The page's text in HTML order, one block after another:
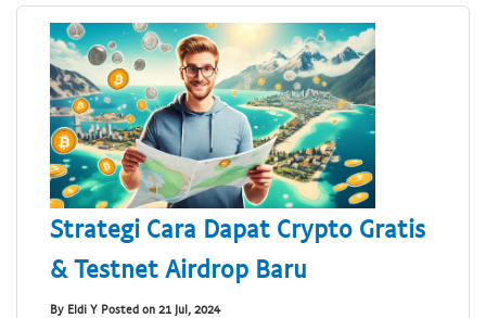
Strategi Cara Dapat Crypto Gratis
& Testnet Airdrop Baru
By Eldi Y Posted on 21 Jul, 2024